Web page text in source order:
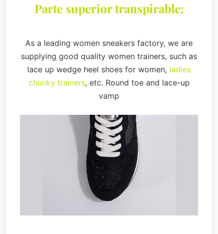
Parte superior transpirable:
As a leading women sneakers factory, we are
supplying good quality women trainers, such as
lace up wedge heel shoes for women, ladies
chunky trainers, etc. Round toe and lace-up
vamp